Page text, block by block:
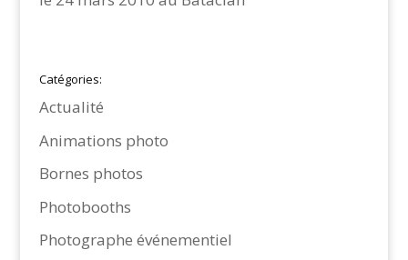
Catégories:
Actualité
Animations photo
Bornes photos
Photobooths
Photographe événementiel